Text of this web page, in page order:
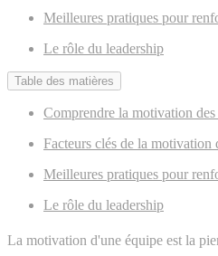
Meilleures pratiques pour
Le rôle du leadership
Table des matières
Comprendre la motivation des
Facteurs clés de la motivation
Meilleures pratiques pour
Le rôle du leadership
La motivation d'une équipe est la